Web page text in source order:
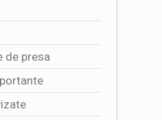
de presa